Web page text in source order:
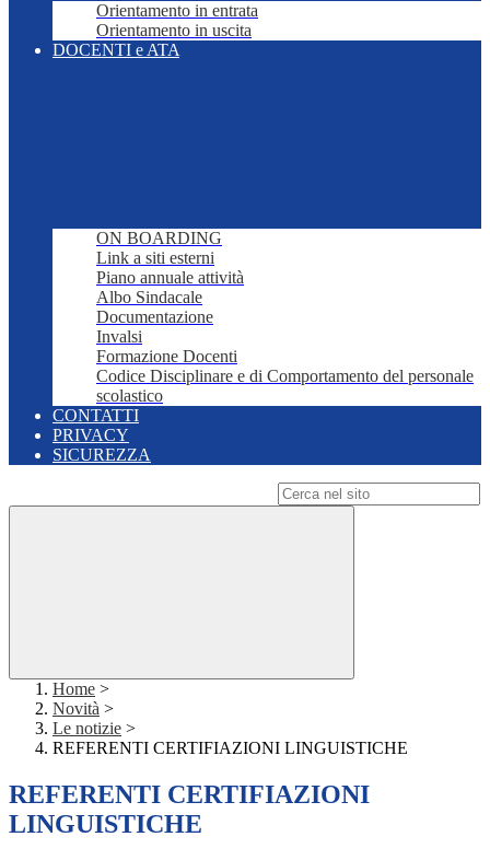
Orientamento in entrata
Orientamento in uscita
DOCENTI e ATA
ON BOARDING
Link a siti esterni
Piano annuale attività
Albo Sindacale
Documentazione
Invalsi
Formazione Docenti
Codice Disciplinare e di Comportamento del personale
scolastico
CONTATTI
PRIVACY
SICUREZZA
Home >
Novità >
Le notizie >
REFERENTI CERTIFIAZIONI LINGUISTICHE
REFERENTI CERTIFIAZIONI
LINGUISTICHE